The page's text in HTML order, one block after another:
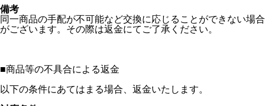
備考
同一商品の手配が不可能など交換に応じることができない場合
がございます。その際は返金にてご了承ください。
■商品等の不具合による返金
以下の条件にあてはまる場合、返金いたします。